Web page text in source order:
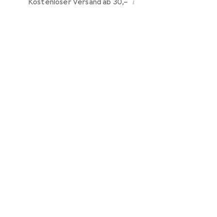
Kostenloser Versand ab 30,–